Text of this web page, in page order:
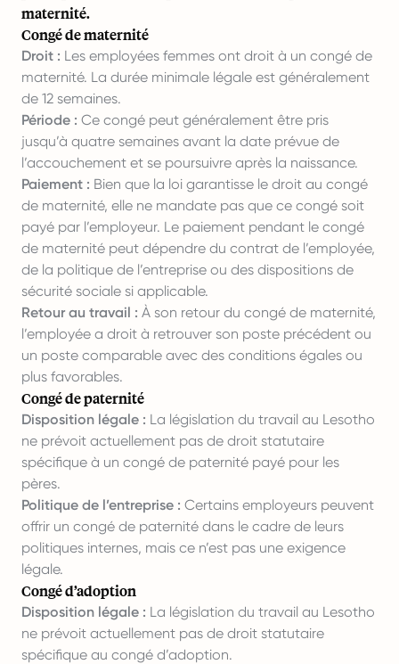
maternité.
Congé de maternité
Droit : Les employées femmes ont droit à un congé de
maternité. La durée minimale légale est généralement
de 12 semaines.
Période : Ce congé peut généralement être pris
jusqu’à quatre semaines avant la date prévue de
l’accouchement et se poursuivre après la naissance.
Paiement : Bien que la loi garantisse le droit au congé
de maternité, elle ne mandate pas que ce congé soit
payé par l’employeur. Le paiement pendant le congé
de maternité peut dépendre du contrat de l’employée,
de la politique de l’entreprise ou des dispositions de
sécurité sociale si applicable.
Retour au travail : À son retour du congé de maternité,
l’employée a droit à retrouver son poste précédent ou
un poste comparable avec des conditions égales ou
plus favorables.
Congé de paternité
Disposition légale : La législation du travail au Lesotho
ne prévoit actuellement pas de droit statutaire
spécifique à un congé de paternité payé pour les
pères.
Politique de l’entreprise : Certains employeurs peuvent
offrir un congé de paternité dans le cadre de leurs
politiques internes, mais ce n’est pas une exigence
légale.
Congé d’adoption
Disposition légale : La législation du travail au Lesotho
ne prévoit actuellement pas de droit statutaire
spécifique au congé d’adoption.